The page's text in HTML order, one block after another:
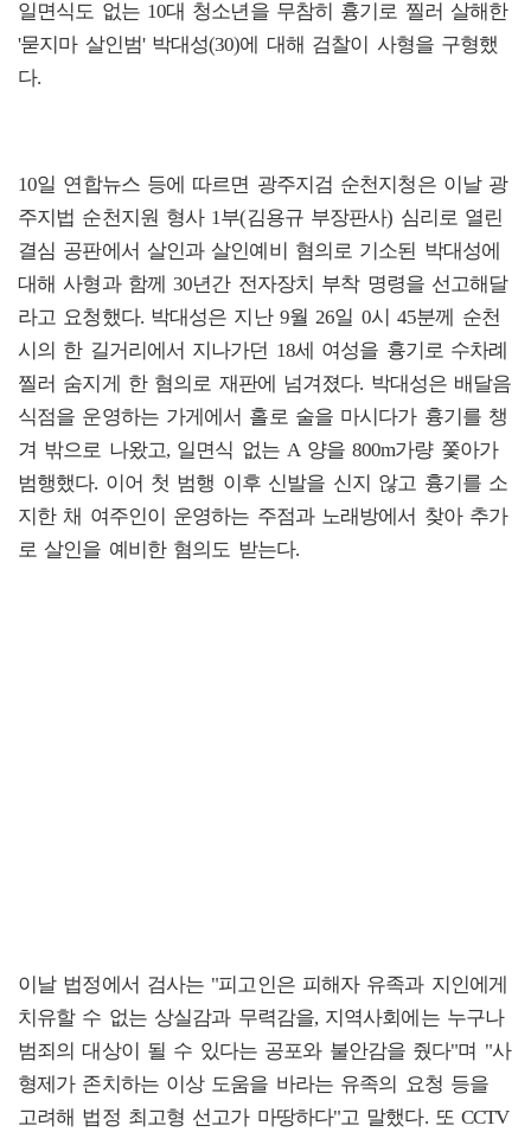
일면식도 없는 10대 청소년을 무참히 흉기로 찔러 살해한
'묻지마 살인범' 박대성(30)에 대해 검찰이 사형을 구형했
다.
10일 연합뉴스 등에 따르면 광주지검 순천지청은 이날 광
주지법 순천지원 형사 1부(김용규 부장판사) 심리로 열린
결심 공판에서 살인과 살인예비 혐의로 기소된 박대성에
대해 사형과 함께 30년간 전자장치 부착 명령을 선고해달
라고 요청했다. 박대성은 지난 9월 26일 0시 45분께 순천
시의 한 길거리에서 지나가던 18세 여성을 흉기로 수차례
찔러 숨지게 한 혐의로 재판에 넘겨졌다. 박대성은 배달음
식점을 운영하는 가게에서 홀로 술을 마시다가 흉기를 챙
겨 밖으로 나왔고, 일면식 없는 A 양을 800m가량 쫓아가
범행했다. 이어 첫 범행 이후 신발을 신지 않고 흉기를 소
지한 채 여주인이 운영하는 주점과 노래방에서 찾아 추가
로 살인을 예비한 혐의도 받는다.
이날 법정에서 검사는 "피고인은 피해자 유족과 지인에게
치유할 수 없는 상실감과 무력감을, 지역사회에는 누구나
범죄의 대상이 될 수 있다는 공포와 불안감을 줬다"며 "사
형제가 존치하는 이상 도움을 바라는 유족의 요청 등을
고려해 법정 최고형 선고가 마땅하다"고 말했다. 또 CCTV